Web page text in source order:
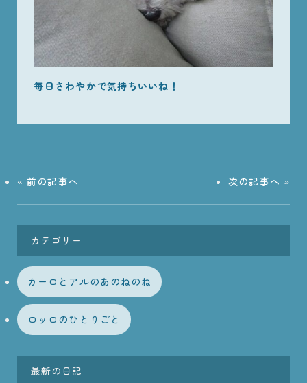
毎日さわやかで気持ちいいね！
«前の記事へ 次の記事へ »
カテゴリー
カーロとアルのあのねのね
ロッロのひとりごと
最新の日記